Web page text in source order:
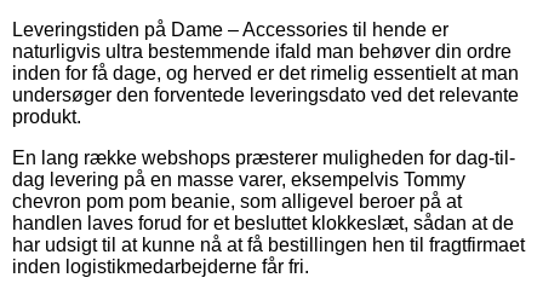
Leveringstiden på Dame – Accessories til hende er
naturligvis ultra bestemmende ifald man behøver din ordre
inden for få dage, og herved er det rimelig essentielt at man
undersøger den forventede leveringsdato ved det relevante
produkt.
En lang række webshops præsterer muligheden for dag-til-
dag levering på en masse varer, eksempelvis Tommy
chevron pom pom beanie, som alligevel beroer på at
handlen laves forud for et besluttet klokkeslæt, sådan at de
har udsigt til at kunne nå at få bestillingen hen til fragtfirmaet
inden logistikmedarbejderne får fri.